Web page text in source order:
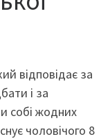
відповідає за
і за
собі жодних
чоловічого 8